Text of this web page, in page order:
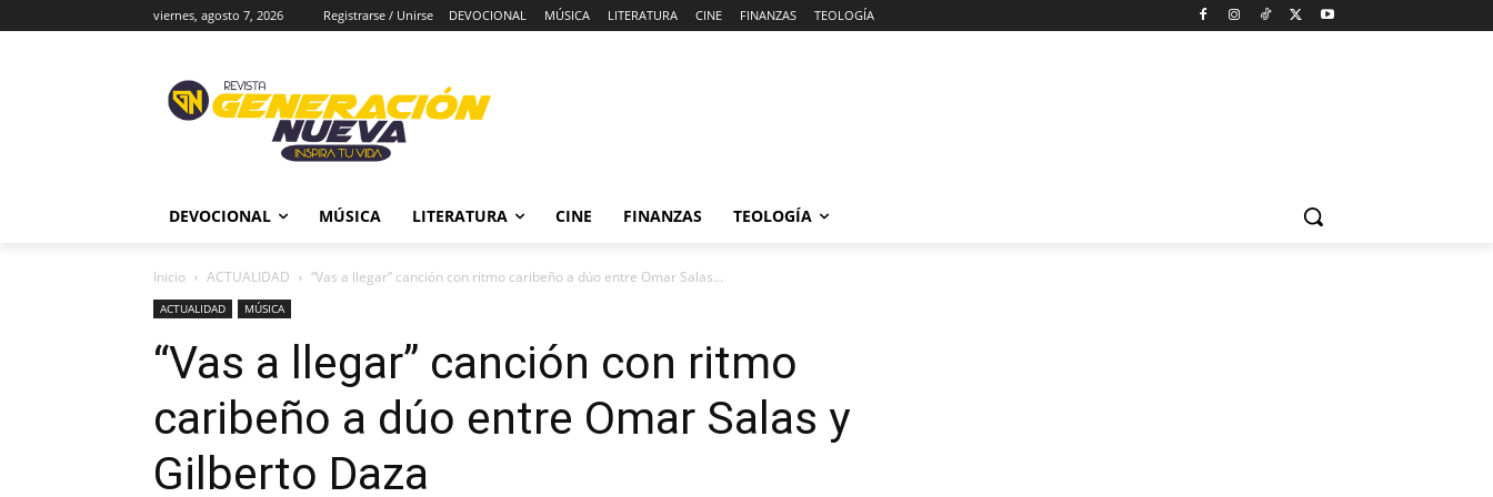
viernes, agosto 7, 2026 Registrarse / Unirse DEVOCIONAL MÚSICA LITERATURA CINE FINANZAS TEOLOGÍA
DEVOCIONAL MÚSICA LITERATURA CINE FINANZAS TEOLOGÍA
Inicio ACTUALIDAD “Vas a llegar” canción con ritmo caribeño a dúo entre Omar Salas...
ACTUALIDAD MÚSICA
“Vas a llegar” canción con ritmo
caribeño a dúo entre Omar Salas y
Gilberto Daza